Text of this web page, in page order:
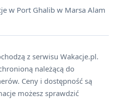
w Port Ghalib w Marsa Alam
z serwisu Wakacje.pl.
należącą do
Ceny i dostępność są
możesz sprawdzić